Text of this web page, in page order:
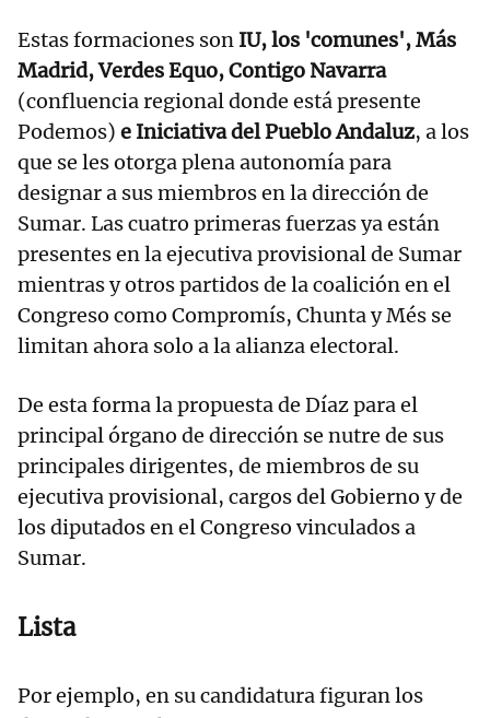
Estas formaciones son IU, los 'comunes', Más
Madrid, Verdes Equo, Contigo Navarra
(confluencia regional donde está presente
Podemos) e Iniciativa del Pueblo Andaluz, a los
que se les otorga plena autonomía para
designar a sus miembros en la dirección de
Sumar. Las cuatro primeras fuerzas ya están
presentes en la ejecutiva provisional de Sumar
mientras y otros partidos de la coalición en el
Congreso como Compromís, Chunta y Més se
limitan ahora solo a la alianza electoral.
De esta forma la propuesta de Díaz para el
principal órgano de dirección se nutre de sus
principales dirigentes, de miembros de su
ejecutiva provisional, cargos del Gobierno y de
los diputados en el Congreso vinculados a
Sumar.
Lista
Por ejemplo, en su candidatura figuran los